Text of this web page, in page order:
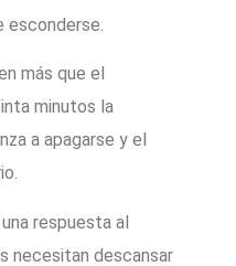
esconderse.
más que el
minutos la
a apagarse y el
respuesta al
necesitan descansar